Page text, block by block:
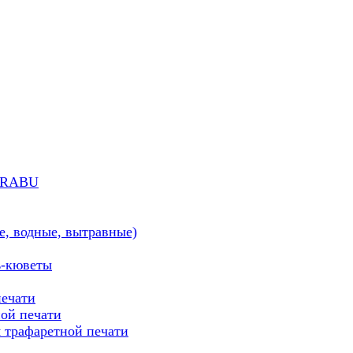
водные, вытравные)
кюветы
печати
печати